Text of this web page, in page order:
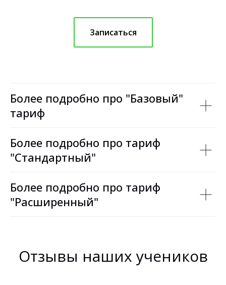
Записаться
Более подробно про "Базовый"
тариф
Более подробно про тариф
"Стандартный"
Более подробно про тариф
"Расширенный"
Отзывы наших учеников